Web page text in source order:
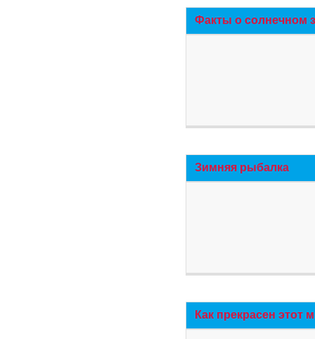
Факты о солнечном
Зимняя рыбалка
Как прекрасен этот